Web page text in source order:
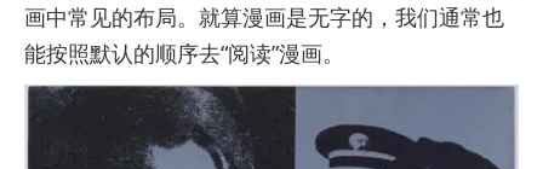
画中常见的布局。就算漫画是无字的，我们通常也
能按照默认的顺序去“阅读”漫画。